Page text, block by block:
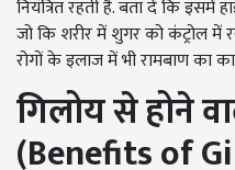
नियंत्रित रहती है. बता दें कि इसमें
जो कि शरीर में शुगर को कंट्रोल में
रोगों के इलाज में भी रामबाण का
गिलोय से होने
(Benefits of